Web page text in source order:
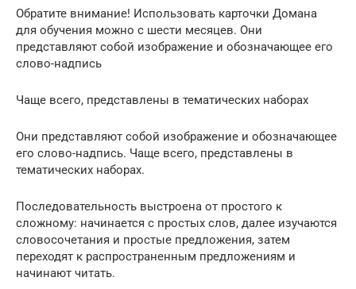
Обратите внимание! Использовать карточки Домана
для обучения можно с шести месяцев. Они
представляют собой изображение и обозначающее его
слово-надпись
Чаще всего, представлены в тематических наборах
Они представляют собой изображение и обозначающее
его слово-надпись. Чаще всего, представлены в
тематических наборах.
Последовательность выстроена от простого к
сложному: начинается с простых слов, далее изучаются
словосочетания и простые предложения, затем
переходят к распространенным предложениям и
начинают читать.